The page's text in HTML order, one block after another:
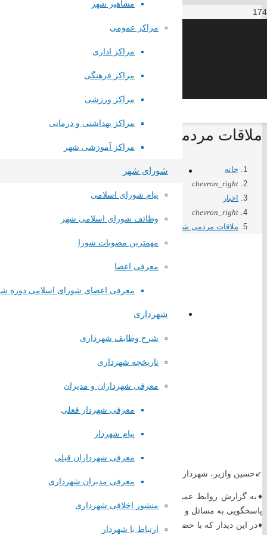
مشاهیر شهر
مراکز عمومی
مراکز اداری
مراکز فرهنگی
مراکز ورزشی
مراکز بهداشتی و درمانی
مراکز آموزشی شهر
شورای شهر
پیام شورای اسلامی
وظائف شورای اسلامی شهر
مهمترین مصوبات شورا
معرفی اعضا
معرفی اعضای شورای اسلامی دوره
شهرداری
شرح وظایف شهرداری
تاریخچه شهرداری
معرفی شهرداران و مدیران
معرفی شهردار فعلی
پیام شهردار
معرفی شهرداران قبلی
معرفی مدیران شهرداری
منشور اخلاقی شهرداری
ارتباط با شهردار
ملاقات مردمی شهردار صباشهر با
خانه
chevron_right
اخبار
chevron_right
ملاقات مردمی شهردار صباشهر با شهروندان
↙️حسین واژیر، شهردار صباشهر، در چارچوب برنامه‌های هفتگی، با شهروندان
♦️به گزارش روابط عمومی شورای اسلامی و شهرداری صباشهر، حسین
پاسخگویی به مسائل و مشکلات مرتبط با حوزه شهرداری ملاقات مردمی
♦️در این دیدار که با حضور مسئولان واحدهای مختلف شهرداری همراه